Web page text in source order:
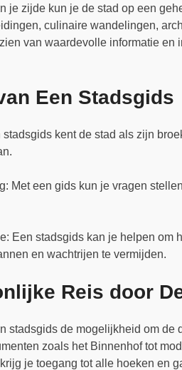
je zijde kun je de stad op een
culinaire wandelingen,
van waardevolle informatie en
Een Stadsgids
kent de stad als zijn
Met een gids kun je vragen
Een stadsgids kan je helpen om
en wachtrijen te vermijden.
Reis door
stadsgids de mogelijkheid om
zoals het Binnenhof tot
je toegang tot alle hoeken en